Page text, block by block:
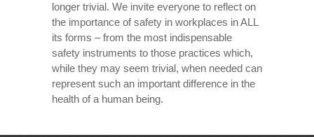
longer trivial. We invite everyone to reflect on
the importance of safety in workplaces in ALL
its forms – from the most indispensable
safety instruments to those practices which,
while they may seem trivial, when needed can
represent such an important difference in the
health of a human being.